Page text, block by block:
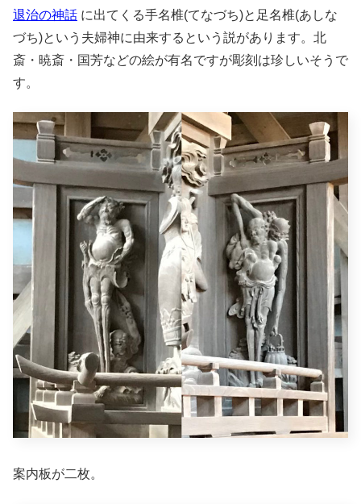
退治の神話 に出てくる手名椎(てなづち)と足名椎(あしな
づち)という夫婦神に由来するという説があります。北
斎・暁斎・国芳などの絵が有名ですが彫刻は珍しいそうで
す。
案内板が二枚。